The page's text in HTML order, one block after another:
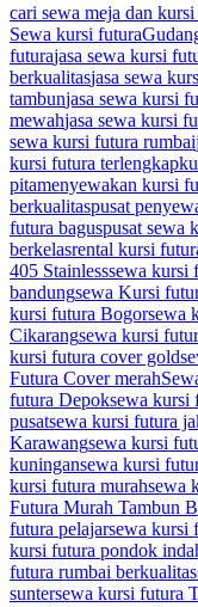
cari sewa meja dan
Sewa kursi futura
futurajasa sewa kursi
berkualitasjasa sewa
tambunjasa sewa kursi
mewahjasa sewa kursi
sewa kursi futura rumbai
kursi futura terlengkap
pitamenyewakan kursi
berkualitaspusat
futura baguspusat sewa
berkelasrental kursi
405 Stainlesssewa kursi
bandungsewa Kursi
kursi futura Bogorsewa
Cikarangsewa kursi
kursi futura cover gold
Futura Cover merah
futura Depoksewa kursi
pusatsewa kursi futura
Karawangsewa kursi
kuningansewa kursi
kursi futura murahsewa
Futura Murah Tambun
futura pelajarsewa kursi
kursi futura pondok
futura rumbai berkualitas
suntersewa kursi futura